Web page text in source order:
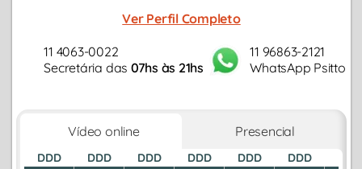
para atender à demanda...Ver Perfil Completo
11 4063-0022
Secretária das 07hs às 21hs
11 96863-2121
WhatsApp Psitto
Vídeo online Presencial
DDD
DDD
DDD
DDD
DDD
DDD